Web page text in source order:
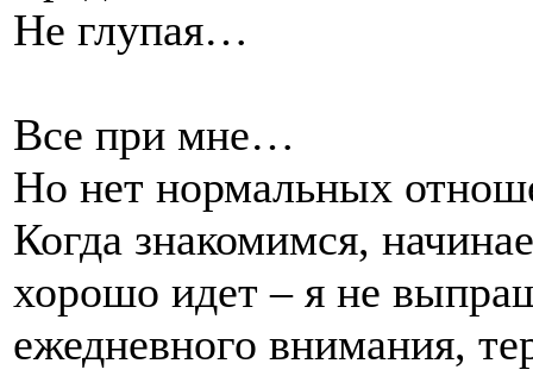
Не глупая…
Все при мне…
Но нет нормальных
Когда знакомимся,
хорошо идет – я не
ежедневного внимания,